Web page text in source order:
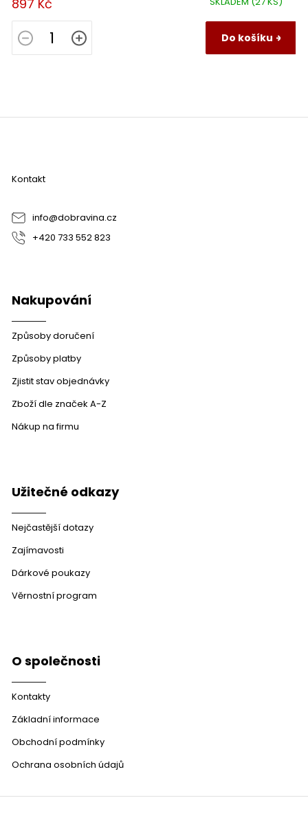
897 Kč
Do košíku
Z
Kontakt
info@dobravina.cz
+420 733 552 823
Nakupování
Způsoby doručení
Způsoby platby
Zjistit stav objednávky
Zboží dle značek A-Z
Nákup na firmu
Užitečné odkazy
Nejčastější dotazy
Zajímavosti
Dárkové poukazy
Věrnostní program
O společnosti
Kontakty
Základní informace
Obchodní podmínky
Ochrana osobních údajů